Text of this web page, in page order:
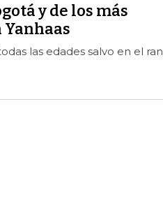
y de los más
Yanhaas
las edades salvo en el